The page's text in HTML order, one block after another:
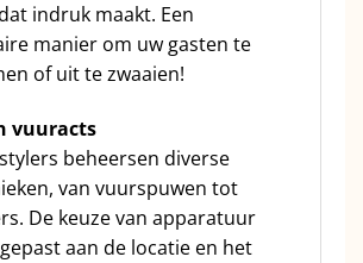
indruk maakt. Een
manier om uw gasten te
of uit te zwaaien!
vuuracts
beheersen diverse
van vuurspuwen tot
De keuze van apparatuur
aan de locatie en het